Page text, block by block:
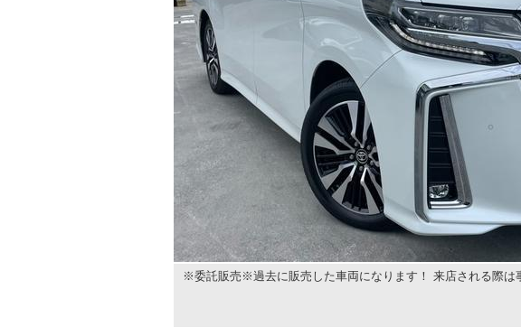
※委託販売※過去に販売した車両になります！ 来店される際は